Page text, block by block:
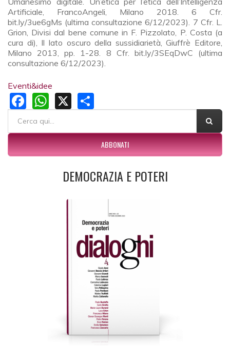
Artificiale, FrancoAngeli, Milano 2018. 6 Cfr.
bit.ly/3ue6gMs (ultima consultazione 6/12/2023). 7 Cfr. L.
Grion, Divisi dal bene comune in F. Pizzolato, P. Costa (a
cura di), Il lato oscuro della sussidiarietà, Giuffrè Editore,
Milano 2013, pp. 1-28. 8 Cfr. bit.ly/3SEqDwC (ultima
consultazione 6/12/2023).
Eventi&idee
Facebook
WhatsApp
X
FORM DI RICERCA
ABBONATI
DEMOCRAZIA E POTERI